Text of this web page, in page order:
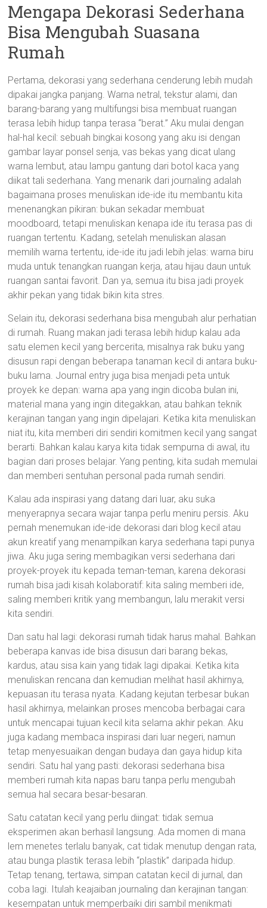
Mengapa Dekorasi Sederhana
Bisa Mengubah Suasana
Rumah
Pertama, dekorasi yang sederhana cenderung lebih mudah
dipakai jangka panjang. Warna netral, tekstur alami, dan
barang-barang yang multifungsi bisa membuat ruangan
terasa lebih hidup tanpa terasa “berat.” Aku mulai dengan
hal-hal kecil: sebuah bingkai kosong yang aku isi dengan
gambar layar ponsel senja, vas bekas yang dicat ulang
warna lembut, atau lampu gantung dari botol kaca yang
diikat tali sederhana. Yang menarik dari journaling adalah
bagaimana proses menuliskan ide-ide itu membantu kita
menenangkan pikiran: bukan sekadar membuat
moodboard, tetapi menuliskan kenapa ide itu terasa pas di
ruangan tertentu. Kadang, setelah menuliskan alasan
memilih warna tertentu, ide-ide itu jadi lebih jelas: warna biru
muda untuk tenangkan ruangan kerja, atau hijau daun untuk
ruangan santai favorit. Dan ya, semua itu bisa jadi proyek
akhir pekan yang tidak bikin kita stres.
Selain itu, dekorasi sederhana bisa mengubah alur perhatian
di rumah. Ruang makan jadi terasa lebih hidup kalau ada
satu elemen kecil yang bercerita, misalnya rak buku yang
disusun rapi dengan beberapa tanaman kecil di antara buku-
buku lama. Journal entry juga bisa menjadi peta untuk
proyek ke depan: warna apa yang ingin dicoba bulan ini,
material mana yang ingin ditegakkan, atau bahkan teknik
kerajinan tangan yang ingin dipelajari. Ketika kita menuliskan
niat itu, kita memberi diri sendiri komitmen kecil yang sangat
berarti. Bahkan kalau karya kita tidak sempurna di awal, itu
bagian dari proses belajar. Yang penting, kita sudah memulai
dan memberi sentuhan personal pada rumah sendiri.
Kalau ada inspirasi yang datang dari luar, aku suka
menyerapnya secara wajar tanpa perlu meniru persis. Aku
pernah menemukan ide-ide dekorasi dari blog kecil atau
akun kreatif yang menampilkan karya sederhana tapi punya
jiwa. Aku juga sering membagikan versi sederhana dari
proyek-proyek itu kepada teman-teman, karena dekorasi
rumah bisa jadi kisah kolaboratif: kita saling memberi ide,
saling memberi kritik yang membangun, lalu merakit versi
kita sendiri.
Dan satu hal lagi: dekorasi rumah tidak harus mahal. Bahkan
beberapa kanvas ide bisa disusun dari barang bekas,
kardus, atau sisa kain yang tidak lagi dipakai. Ketika kita
menuliskan rencana dan kemudian melihat hasil akhirnya,
kepuasan itu terasa nyata. Kadang kejutan terbesar bukan
hasil akhirnya, melainkan proses mencoba berbagai cara
untuk mencapai tujuan kecil kita selama akhir pekan. Aku
juga kadang membaca inspirasi dari luar negeri, namun
tetap menyesuaikan dengan budaya dan gaya hidup kita
sendiri. Satu hal yang pasti: dekorasi sederhana bisa
memberi rumah kita napas baru tanpa perlu mengubah
semua hal secara besar-besaran.
Satu catatan kecil yang perlu diingat: tidak semua
eksperimen akan berhasil langsung. Ada momen di mana
lem menetes terlalu banyak, cat tidak menutup dengan rata,
atau bunga plastik terasa lebih “plastik” daripada hidup.
Tetap tenang, tertawa, simpan catatan kecil di jurnal, dan
coba lagi. Itulah keajaiban journaling dan kerajinan tangan:
kesempatan untuk memperbaiki diri sambil menikmati